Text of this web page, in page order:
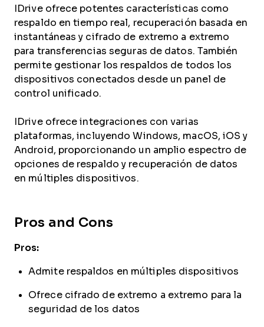
IDrive ofrece potentes características como
respaldo en tiempo real, recuperación basada en
instantáneas y cifrado de extremo a extremo
para transferencias seguras de datos. También
permite gestionar los respaldos de todos los
dispositivos conectados desde un panel de
control unificado.
IDrive ofrece integraciones con varias
plataformas, incluyendo Windows, macOS, iOS y
Android, proporcionando un amplio espectro de
opciones de respaldo y recuperación de datos
en múltiples dispositivos.
Pros and Cons
Pros:
Admite respaldos en múltiples dispositivos
Ofrece cifrado de extremo a extremo para la
seguridad de los datos